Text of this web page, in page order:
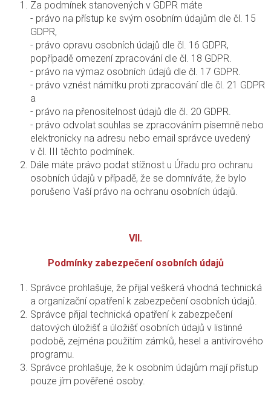
Za podmínek stanovených v GDPR máte
- právo na přístup ke svým osobním údajům dle čl. 15
GDPR,
- právo opravu osobních údajů dle čl. 16 GDPR,
popřípadě omezení zpracování dle čl. 18 GDPR.
- právo na výmaz osobních údajů dle čl. 17 GDPR.
- právo vznést námitku proti zpracování dle čl. 21 GDPR
a
- právo na přenositelnost údajů dle čl. 20 GDPR.
- právo odvolat souhlas se zpracováním písemně nebo
elektronicky na adresu nebo email správce uvedený
v čl. III těchto podmínek.
Dále máte právo podat stížnost u Úřadu pro ochranu
osobních údajů v případě, že se domníváte, že bylo
porušeno Vaší právo na ochranu osobních údajů.
VII.
Podmínky zabezpečení osobních údajů
Správce prohlašuje, že přijal veškerá vhodná technická
a organizační opatření k zabezpečení osobních údajů.
Správce přijal technická opatření k zabezpečení
datových úložišť a úložišť osobních údajů v listinné
podobě, zejména použitím zámků, hesel a antivirového
programu.
Správce prohlašuje, že k osobním údajům mají přístup
pouze jím pověřené osoby.